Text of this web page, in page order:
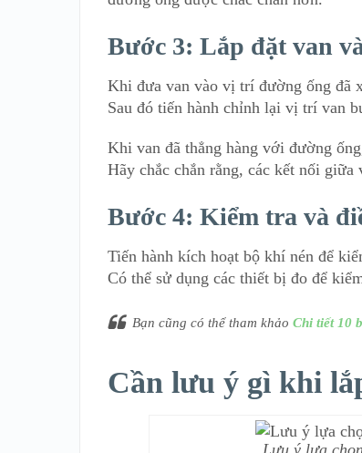
Bước 3: Lắp đặt van
Khi đưa van vào vị trí đường ống đã
Sau đó tiến hành chỉnh lại vị trí van
Khi van đã thẳng hàng với đường
Hãy chắc chắn rằng, các kết nối
Bước 4: Kiểm tra và
Tiến hành kích hoạt bộ khí nén để
Có thể sử dụng các thiết bị đo để
Bạn cũng có thể tham khảo Chi tiết 10
Cần lưu ý gì khi